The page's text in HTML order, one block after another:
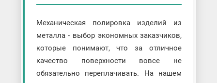
Механическая полировка изделий из
металла - выбор экономных заказчиков,
которые понимают, что за отличное
качество поверхности вовсе не
обязательно переплачивать. На нашем